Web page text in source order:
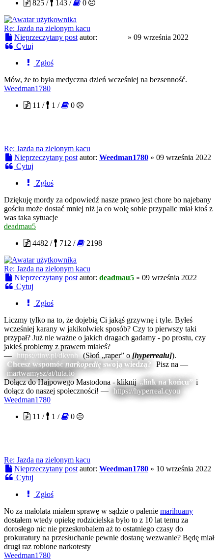
825 / 143 / 0
Re: Jazda na zielonym kacu
Nieprzeczytany post autor: » 09 września 2022
Cytuj
Zgłoś
Mów, że to była medyczna dzień wcześniej na bezsenność.
Weedman1780
11 /
1 / 0
Re: Jazda na zielonym kacu
Nieprzeczytany post autor: Weedman1780» 09 września 2022
Cytuj
Zgłoś
Dziękuję mordy za odpowiedź nasze prawo jest chore bo najebany
gościu może dostać mniej niż ja co wolę sobie przypalic miał ktoś z
was taka sytuacje
deadmau5
4482 /
712 / 2198
Re: Jazda na zielonym kacu
Nieprzeczytany post autor: deadmau5» 09 września 2022
Cytuj
Zgłoś
Liczmy tylko na to, że dojebią Ci jakąś grzywnę i tyle. Byłeś
wcześniej karany w jakikolwiek sposób? Czy to pierwszy taki
przypał? Już nie ważne o jakich dragach gadamy - po prostu, czy
jakieś problemy z prawem miałeś?
— https://tiny.pl/dkvnh (Słoń „raper” o [hyperrealu]).
Chcesz wspomóc narkopedię swoją wiedzą?
Pisz na —
martwamysz/at/tuta.io
Dołącz do Hajpowego Mastodona - kliknij „link na końcu” i
dołącz do naszej społeczności! — https://hyperreal.cyou
Weedman1780
11 /
1 / 0
Re: Jazda na zielonym kacu
Nieprzeczytany post autor: Weedman1780» 10 września 2022
Cytuj
Zgłoś
No za małolata miałem sprawę w sądzie o palenie marihuany
dostałem wtedy opiekę rodzicielska było to z 10 lat temu za
dorosłego nic nie przeskrobalem aż to ostatniego czasy do
prokuratury na przesłuchanie pewnie dostanę wezwanie? Będę miał
drugi raz robione narkotesty
Weedman1780